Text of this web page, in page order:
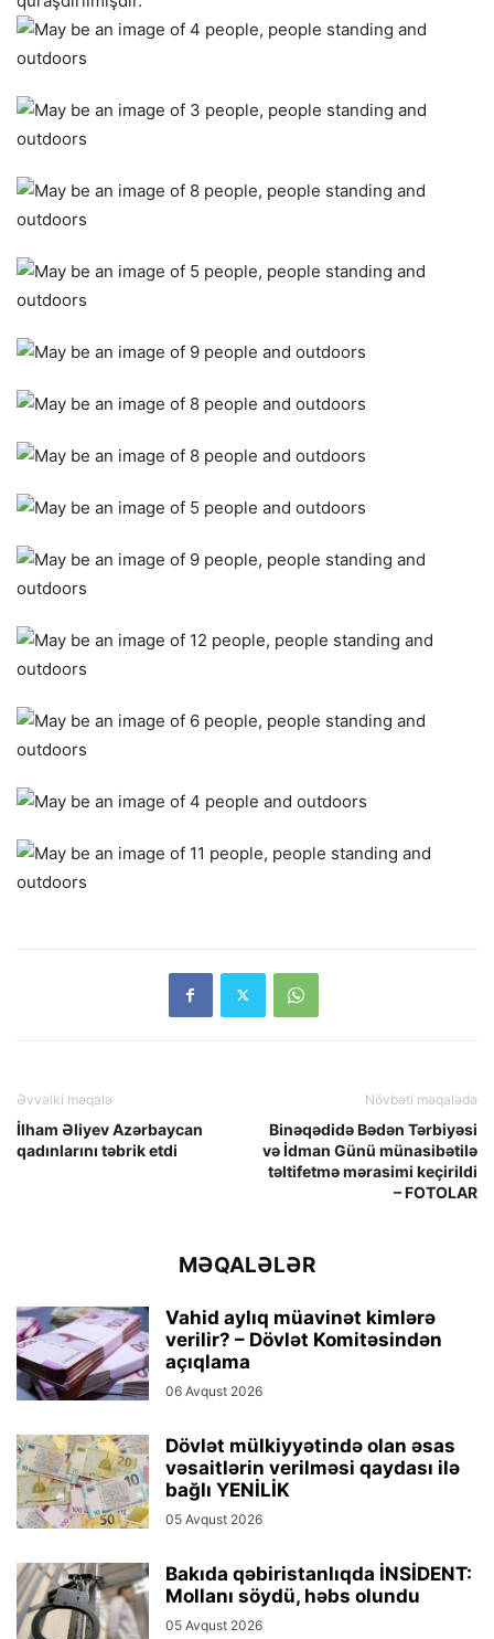
Əvvəlki məqalə
İlham Əliyev Azərbaycan
qadınlarını təbrik etdi
Növbəti məqalədə
Binəqədidə Bədən Tərbiyəsi
və İdman Günü münasibətilə
təltifetmə mərasimi keçirildi
– FOTOLAR
MƏQALƏLƏR
Vahid aylıq müavinət kimlərə
verilir? – Dövlət Komitəsindən
açıqlama
06 Avqust 2026
Dövlət mülkiyyətində olan əsas
vəsaitlərin verilməsi qaydası ilə
bağlı YENİLİK
05 Avqust 2026
Bakıda qəbiristanlıqda İNSİDENT:
Mollanı söydü, həbs olundu
05 Avqust 2026